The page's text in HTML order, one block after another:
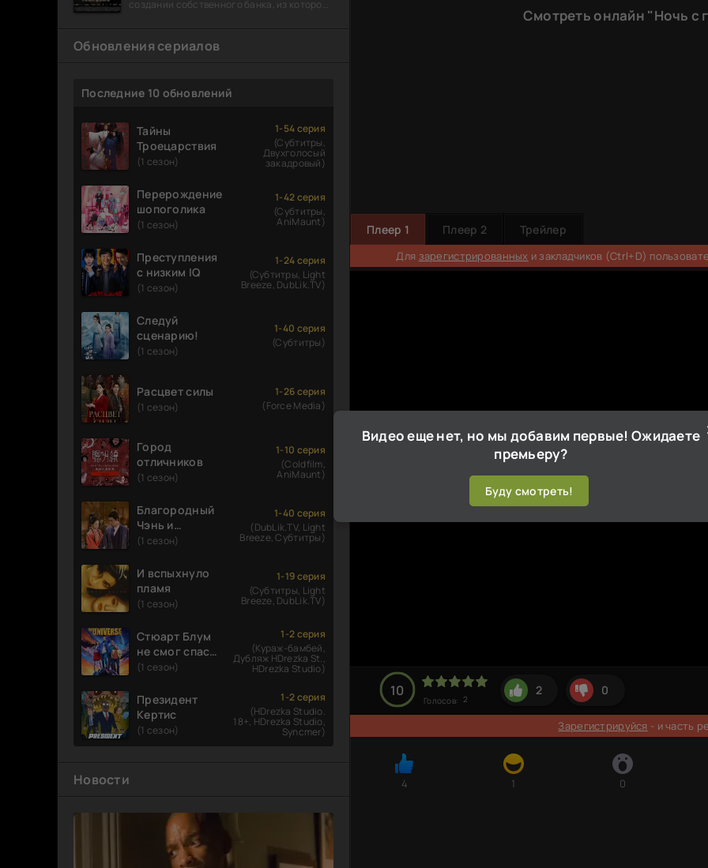
создании собственного банка, из которого
Обновления сериалов
Последние 10 обновлений
Тайны
Троецарствия
(1 сезон)
1-54 серия
(Субтитры,
Двухголосый
закадровый)
Перерождение
шопоголика
(1 сезон)
1-42 серия
(Субтитры,
AniMaunt)
Преступления
с низким IQ
(1 сезон)
1-24 серия
(Субтитры, Light
Breeze, DubLik.TV)
Следуй
сценарию!
(1 сезон)
1-40 серия
(Субтитры)
Расцвет силы
(1 сезон)
1-26 серия
(Force Media)
Город
отличников
(1 сезон)
1-10 серия
(Coldfilm,
AniMaunt)
Благородный
Чэнь и
прекрасная
(1 сезон)
1-40 серия
(DubLik.TV, Light
Breeze, Субтитры)
И вспыхнуло
пламя
(1 сезон)
1-19 серия
(Субтитры, Light
Breeze, DubLik.TV)
Стюарт Блум
не смог спасти
вселенную
(1 сезон)
1-2 серия
(Кураж-бамбей,
Дубляж HDrezka St.,
HDrezka Studio)
Президент
Кертис
(1 сезон)
1-2 серия
(HDrezka Studio.
18+, HDrezka Studio,
Syncmer)
Новости
Смотреть онлайн "Ночь с
Плеер 1 Плеер 2 Трейлер
Для зарегистрированных и закладчиков (Ctrl+D)
10
Голосов: 2
2 0
Зарегистрируйся - и часть
4 1 0
Видео еще нет, но мы добавим первые! Ожидаете
премьеру?
Буду смотреть!